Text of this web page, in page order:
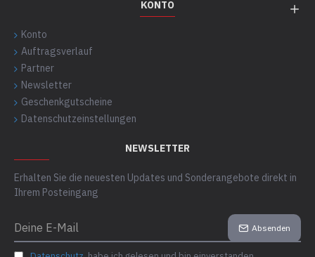
KONTO
Konto
Auftragsverlauf
Partner
Newsletter
Geschenkgutscheine
Datenschutzeinstellungen
NEWSLETTER
Erhalten Sie die neuesten Updates und Sonderangebote direkt in
Ihrem Posteingang
Absenden